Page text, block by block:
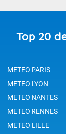
Top 20
METEO PARIS
METEO LYON
METEO NANTES
METEO RENNES
METEO LILLE